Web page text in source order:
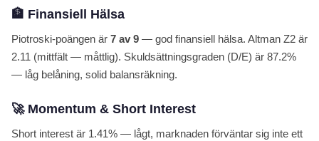
🏦 Finansiell Hälsa
Piotroski-poängen är 7 av 9 — god finansiell hälsa. Altman Z2 är
2.11 (mittfält — måttlig). Skuldsättningsgraden (D/E) är 87.2%
— låg belåning, solid balansräkning.
🚀 Momentum & Short Interest
Short interest är 1.41% — lågt, marknaden förväntar sig inte ett